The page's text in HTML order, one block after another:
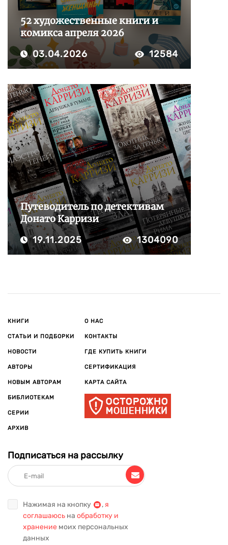
52 художественные книги и
комикса апреля 2026
03.04.2026 12584
Путеводитель по детективам
Донато Карризи
19.11.2025 1304090
КНИГИ
СТАТЬИ И ПОДБОРКИ
НОВОСТИ
АВТОРЫ
НОВЫМ АВТОРАМ
БИБЛИОТЕКАМ
СЕРИИ
АРХИВ
О НАС
КОНТАКТЫ
ГДЕ КУПИТЬ КНИГИ
СЕРТИФИКАЦИЯ
КАРТА САЙТА
Подписаться на рассылку
Нажимая на кнопку , я
соглашаюсь на обработку и
хранение моих персональных
данных